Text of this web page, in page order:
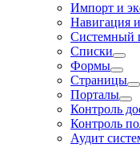
Импорт и
Навигация
Системный
Списки
Фoрмы
Страницы
Порталы
Контроль
Контроль
Аудит